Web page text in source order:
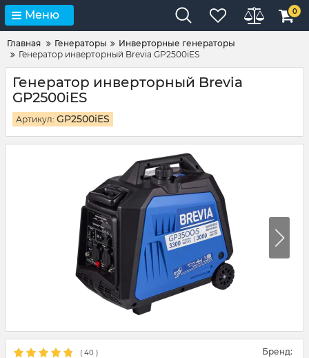
Меню 0
Главная Генераторы
Инверторные генераторы
Генератор инверторный Brevia GP2500iES
Генератор инверторный Brevia
GP2500iES
Артикул: GP2500iES
( 40 ) Бренд: